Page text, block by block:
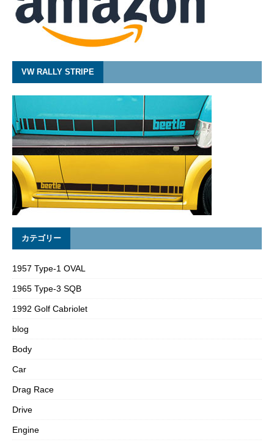
VW RALLY STRIPE
カテゴリー
1957 Type-1 OVAL
1965 Type-3 SQB
1992 Golf Cabriolet
blog
Body
Car
Drag Race
Drive
Engine